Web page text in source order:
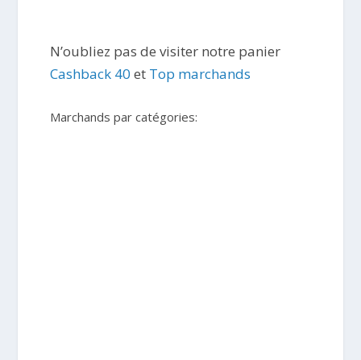
N’oubliez pas de visiter notre panier
Cashback 40 et Top marchands
Marchands par catégories: